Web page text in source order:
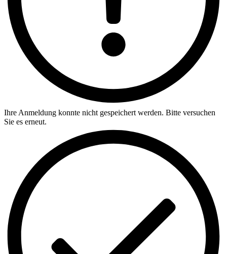
Ihre Anmeldung konnte nicht gespeichert werden. Bitte versuchen
Sie es erneut.